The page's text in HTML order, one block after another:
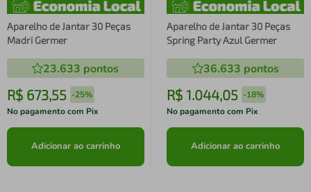
Aparelho de Jantar 30 Peças
Madri Germer
23.633 pontos
R$ 673,55 -25%
No pagamento com Pix
Adicionar ao carrinho
Aparelho de Jantar 30 Peças
Spring Party Azul Germer
36.633 pontos
R$ 1.044,05 -18%
No pagamento com Pix
Adicionar ao carrinho